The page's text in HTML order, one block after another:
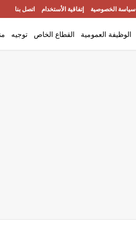
سياسة الخصوصية إتفاقية الأستخدام اتصل بنا
الوظيفة العمومية القطاع الخاص توجيه